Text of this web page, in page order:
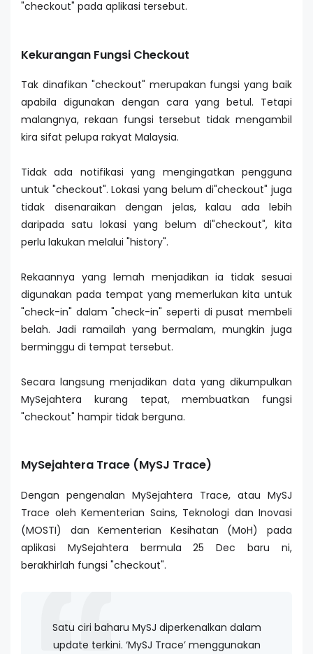
"checkout" pada aplikasi tersebut.
Kekurangan Fungsi Checkout
Tak dinafikan "checkout" merupakan fungsi yang baik
apabila digunakan dengan cara yang betul. Tetapi
malangnya, rekaan fungsi tersebut tidak mengambil
kira sifat pelupa rakyat Malaysia.
Tidak ada notifikasi yang mengingatkan pengguna
untuk "checkout". Lokasi yang belum di"checkout" juga
tidak disenaraikan dengan jelas, kalau ada lebih
daripada satu lokasi yang belum di"checkout", kita
perlu lakukan melalui "history".
Rekaannya yang lemah menjadikan ia tidak sesuai
digunakan pada tempat yang memerlukan kita untuk
"check-in" dalam "check-in" seperti di pusat membeli
belah. Jadi ramailah yang bermalam, mungkin juga
berminggu di tempat tersebut.
Secara langsung menjadikan data yang dikumpulkan
MySejahtera kurang tepat, membuatkan fungsi
"checkout" hampir tidak berguna.
MySejahtera Trace (MySJ Trace)
Dengan pengenalan MySejahtera Trace, atau MySJ
Trace oleh Kementerian Sains, Teknologi dan Inovasi
(MOSTI) dan Kementerian Kesihatan (MoH) pada
aplikasi MySejahtera bermula 25 Dec baru ni,
berakhirlah fungsi "checkout".
Satu ciri baharu MySJ diperkenalkan dalam
update terkini. ‘MySJ Trace’ menggunakan